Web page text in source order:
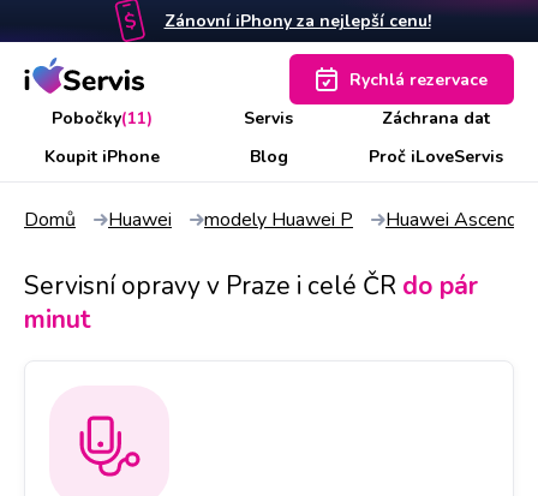
Zánovní iPhony za nejlepší cenu!
Pobočky(11) Servis
Záchrana dat
Koupit iPhone
Blog Proč iLoveServis
Rychlá rezervace
Domů Huawei modely Huawei P Huawei Ascend
Servisní opravy v Praze i celé ČR do pár
minut